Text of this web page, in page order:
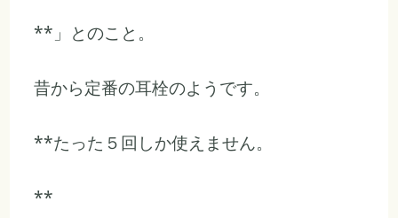
**」とのこと。
昔から定番の耳栓のようです。
**たった５回しか使えません。
**